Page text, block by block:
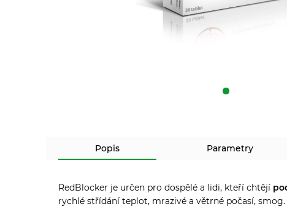
Popis Parametry
RedBlocker je určen pro dospělé a lidi, kteří chtějí
rychlé střídání teplot, mrazivé a větrné počasí, smog.